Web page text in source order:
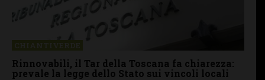
Rinnovabili, il Tar della Toscana fa chiarezza:
prevale la legge dello Stato sui vincoli locali